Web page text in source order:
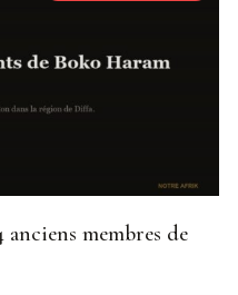
membres de